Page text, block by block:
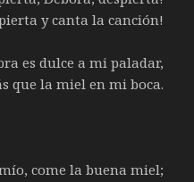
y canta la canción!
es dulce a mi paladar,
que la miel en mi boca.
come la buena miel;